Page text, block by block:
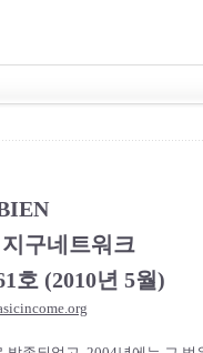
구네트워크
호 (2010년 5월)